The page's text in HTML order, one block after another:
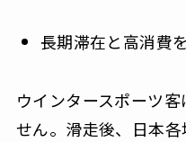
長期滞在と高消費
ウインタースポーツ
せん。滑走後、日本